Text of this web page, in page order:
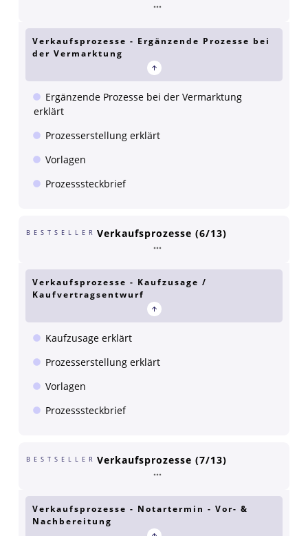
Verkaufsprozesse - Ergänzende Prozesse bei
der Vermarktung
Ergänzende Prozesse bei der Vermarktung
erklärt
Prozesserstellung erklärt
Vorlagen
Prozesssteckbrief
BESTSELLER Verkaufsprozesse (6/13)
Verkaufsprozesse - Kaufzusage /
Kaufvertragsentwurf
Kaufzusage erklärt
Prozesserstellung erklärt
Vorlagen
Prozesssteckbrief
BESTSELLER Verkaufsprozesse (7/13)
Verkaufsprozesse - Notartermin - Vor- &
Nachbereitung